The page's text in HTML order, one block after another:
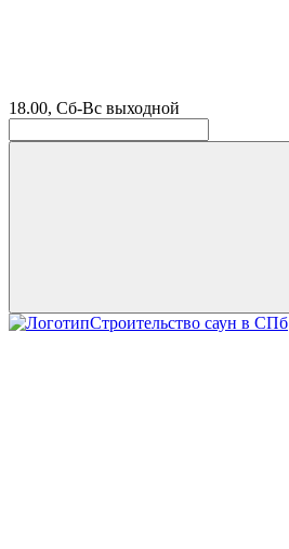
18.00, Сб-Вс выходной
Строительство саун в СПб